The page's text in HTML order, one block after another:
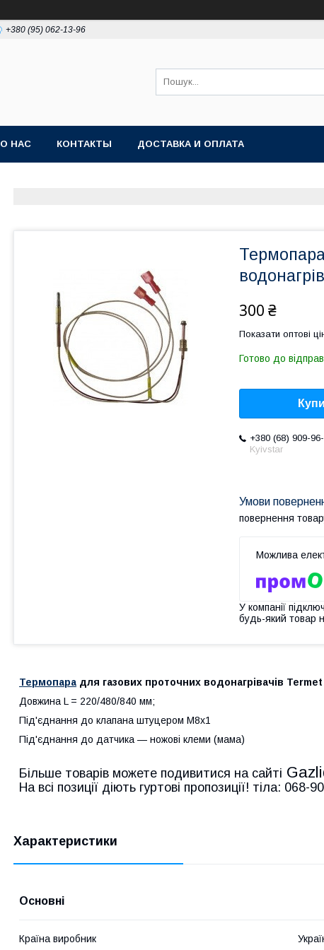
+380 (95) 062-13-96
О НАС КОНТАКТЫ ДОСТАВКА И ОПЛАТА
300 ₴
Показати оптові
Готово до
+380 (68) 909-
Kyivstar
повернення
У компанії
будь-який товар
Термопара для газових проточних водонагрівачів
Довжина L = 220/480/840 мм;
Під'єднання до клапана штуцером М8х1
Під'єднання до датчика — ножові клеми (мама)
Більше товарів можете подивитися на сайті
На всі позиції діють гуртові пропозиції! тіла: 068-
Характеристики
Основні
Країна виробник